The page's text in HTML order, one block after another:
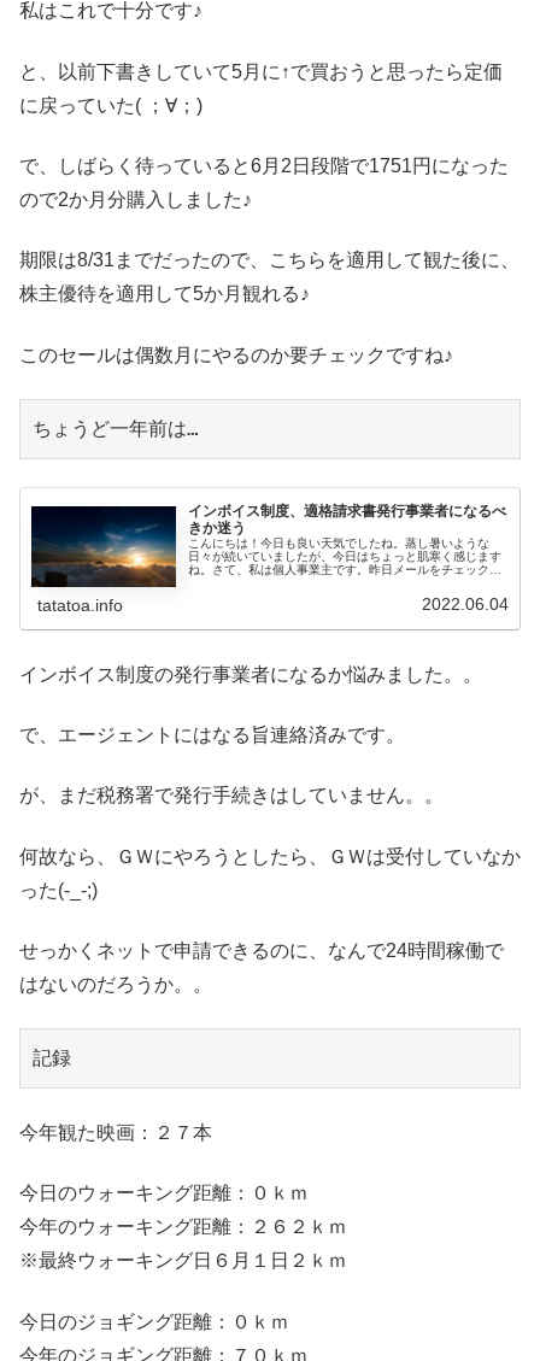
私はこれで十分です♪
と、以前下書きしていて5月に↑で買おうと思ったら定価
に戻っていた( ；∀；)
で、しばらく待っていると6月2日段階で1751円になった
ので2か月分購入しました♪
期限は8/31までだったので、こちらを適用して観た後に、
株主優待を適用して5か月観れる♪
このセールは偶数月にやるのか要チェックですね♪
ちょうど一年前は…
インボイス制度、適格請求書発行事業者になるべ
きか迷う
こんにちは！今日も良い天気でしたね。蒸し暑いような
日々が続いていましたが、今日はちょっと肌寒く感じます
ね。さて、私は個人事業主です。昨日メールをチェックし
tatatoa.info 2022.06.04
インボイス制度の発行事業者になるか悩みました。。
で、エージェントにはなる旨連絡済みです。
が、まだ税務署で発行手続きはしていません。。
何故なら、ＧＷにやろうとしたら、ＧＷは受付していなか
った(-_-;)
せっかくネットで申請できるのに、なんで24時間稼働で
はないのだろうか。。
記録
今年観た映画：２７本
今日のウォーキング距離：０ｋｍ
今年のウォーキング距離：２６２ｋｍ
※最終ウォーキング日６月１日２ｋｍ
今日のジョギング距離：０ｋｍ
今年のジョギング距離：７０ｋｍ